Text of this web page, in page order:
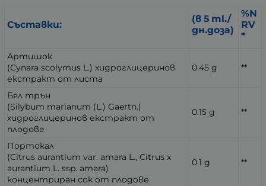
Съставки:
(в 5 ml./
дн.доза)
%N
RV
*
Артишок
(Cynara scolymus L.) хидроглицеринов
екстракт от листа
0.45 g **
Бял трън
(Silybum marianum (L.) Gaertn.)
хидроглицеринов екстракт от
плодове
0.15 g **
Портокал
(Citrus aurantium var. amara L., Citrus x
aurantium L. ssp. amara)
концентриран сок от плодове
0.1 g **